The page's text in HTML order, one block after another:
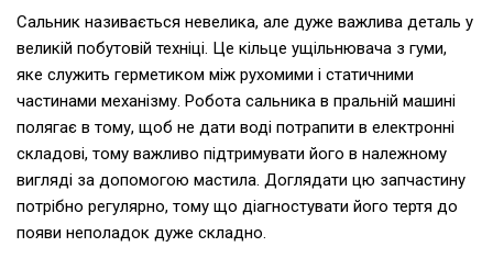
Сальник називається невелика, але дуже важлива деталь у
великій побутовій техніці. Це кільце ущільнювача з гуми,
яке служить герметиком між рухомими і статичними
частинами механізму. Робота сальника в пральній машині
полягає в тому, щоб не дати воді потрапити в електронні
складові, тому важливо підтримувати його в належному
вигляді за допомогою мастила. Доглядати цю запчастину
потрібно регулярно, тому що діагностувати його тертя до
появи неполадок дуже складно.